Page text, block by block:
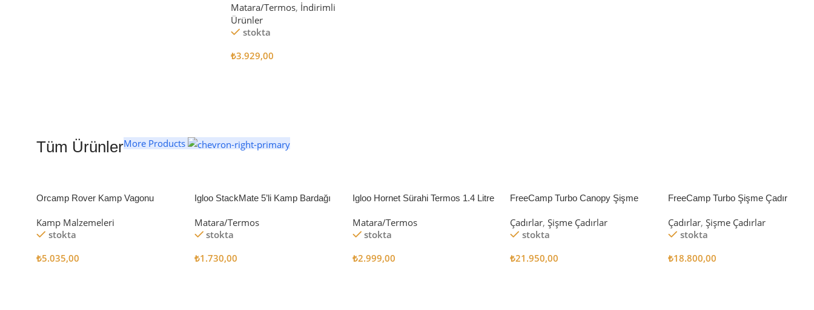
Matara/Termos, İndirimli
Ürünler
stokta
₺3.929,00
Tüm ÜrünlerMore Products
Orcamp Rover Kamp Vagonu
Kamp Malzemeleri
stokta
₺5.035,00
Igloo StackMate 5’li Kamp Bardağı
Matara/Termos
stokta
₺1.730,00
Igloo Hornet Sürahi Termos 1.4 Litre
Matara/Termos
stokta
₺2.999,00
FreeCamp Turbo Canopy Şişme
Çadırlar, Şişme Çadırlar
stokta
₺21.950,00
FreeCamp Turbo Şişme Çadır
Çadırlar, Şişme Çadırlar
stokta
₺18.800,00